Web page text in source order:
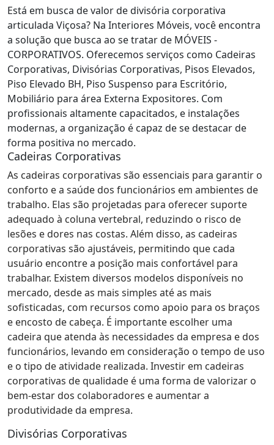
Está em busca de valor de divisória corporativa
articulada Viçosa? Na Interiores Móveis, você encontra
a solução que busca ao se tratar de MÓVEIS -
CORPORATIVOS. Oferecemos serviços como Cadeiras
Corporativas, Divisórias Corporativas, Pisos Elevados,
Piso Elevado BH, Piso Suspenso para Escritório,
Mobiliário para área Externa Expositores. Com
profissionais altamente capacitados, e instalações
modernas, a organização é capaz de se destacar de
forma positiva no mercado.
Cadeiras Corporativas
As cadeiras corporativas são essenciais para garantir o
conforto e a saúde dos funcionários em ambientes de
trabalho. Elas são projetadas para oferecer suporte
adequado à coluna vertebral, reduzindo o risco de
lesões e dores nas costas. Além disso, as cadeiras
corporativas são ajustáveis, permitindo que cada
usuário encontre a posição mais confortável para
trabalhar. Existem diversos modelos disponíveis no
mercado, desde as mais simples até as mais
sofisticadas, com recursos como apoio para os braços
e encosto de cabeça. É importante escolher uma
cadeira que atenda às necessidades da empresa e dos
funcionários, levando em consideração o tempo de uso
e o tipo de atividade realizada. Investir em cadeiras
corporativas de qualidade é uma forma de valorizar o
bem-estar dos colaboradores e aumentar a
produtividade da empresa.
Divisórias Corporativas